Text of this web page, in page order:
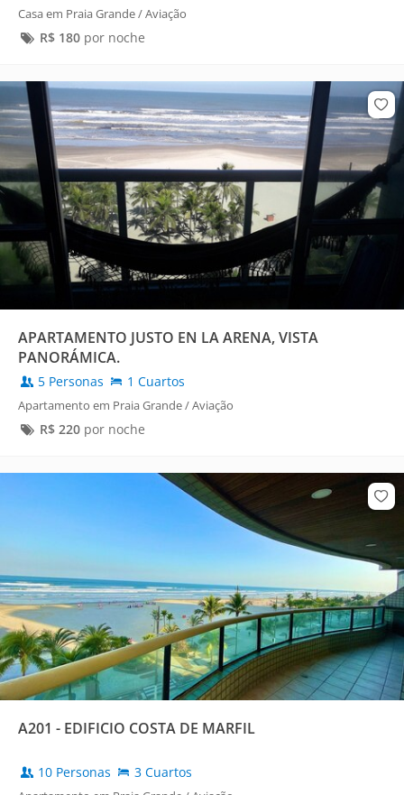
Casa em Praia Grande / Aviação
R$ 180por noche
APARTAMENTO JUSTO EN LA ARENA, VISTA
PANORÁMICA.
5 Personas 1 Cuartos
Apartamento em Praia Grande / Aviação
R$ 220por noche
A201 - EDIFICIO COSTA DE MARFIL
10 Personas 3 Cuartos